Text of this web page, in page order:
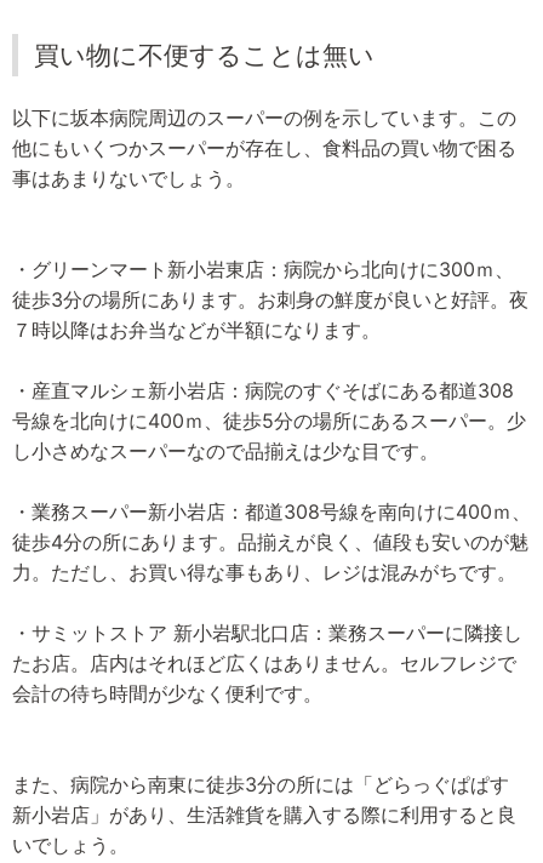
買い物に不便することは無い
以下に坂本病院周辺のスーパーの例を示しています。この
他にもいくつかスーパーが存在し、食料品の買い物で困る
事はあまりないでしょう。
・グリーンマート新小岩東店：病院から北向けに300ｍ、
徒歩3分の場所にあります。お刺身の鮮度が良いと好評。夜
７時以降はお弁当などが半額になります。
・産直マルシェ新小岩店：病院のすぐそばにある都道308
号線を北向けに400ｍ、徒歩5分の場所にあるスーパー。少
し小さめなスーパーなので品揃えは少な目です。
・業務スーパー新小岩店：都道308号線を南向けに400ｍ、
徒歩4分の所にあります。品揃えが良く、値段も安いのが魅
力。ただし、お買い得な事もあり、レジは混みがちです。
・サミットストア 新小岩駅北口店：業務スーパーに隣接し
たお店。店内はそれほど広くはありません。セルフレジで
会計の待ち時間が少なく便利です。
また、病院から南東に徒歩3分の所には「どらっぐぱぱす
新小岩店」があり、生活雑貨を購入する際に利用すると良
いでしょう。